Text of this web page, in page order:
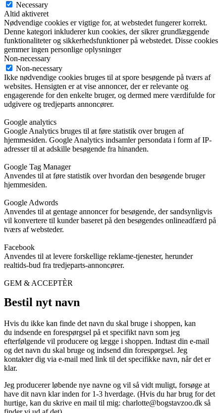
Necessary
Altid aktiveret
Nødvendige cookies er vigtige for, at webstedet fungerer korrekt.
Denne kategori inkluderer kun cookies, der sikrer grundlæggende
funktionaliteter og sikkerhedsfunktioner på webstedet. Disse cookies
gemmer ingen personlige oplysninger
Non-necessary
Non-necessary
Ikke nødvendige cookies bruges til at spore besøgende på tværs af
websites. Hensigten er at vise annoncer, der er relevante og
engagerende for den enkelte bruger, og dermed mere værdifulde for
udgivere og tredjeparts annoncører.
Google analytics
Google Analytics bruges til at føre statistik over brugen af
hjemmesiden. Google Analytics indsamler persondata i form af IP-
adresser til at adskille besøgende fra hinanden.
Google Tag Manager
Anvendes til at føre statistik over hvordan den besøgende bruger
hjemmesiden.
Google Adwords
Anvendes til at gentage annoncer for besøgende, der sandsynligvis
vil konvertere til kunder baseret på den besøgendes onlineadfærd på
tværs af websteder.
Facebook
Anvendes til at levere forskellige reklame-tjenester, herunder
realtids-bud fra tredjeparts-annoncører.
GEM & ACCEPTÈR
Bestil nyt navn
Hvis du ikke kan finde det navn du skal bruge i shoppen, kan
du indsende en forespørgsel på et specifikt navn som jeg
efterfølgende vil producere og lægge i shoppen. Indtast din e-mail
og det navn du skal bruge og indsend din forespørgsel. Jeg
kontakter dig via e-mail med link til det specifikke navn, når det er
klar.
Jeg producerer løbende nye navne og vil så vidt muligt, forsøge at
have dit navn klar inden for 1-3 hverdage. (Hvis du har brug for det
hurtige, kan du skrive en mail til mig: charlotte@bogstavzoo.dk så